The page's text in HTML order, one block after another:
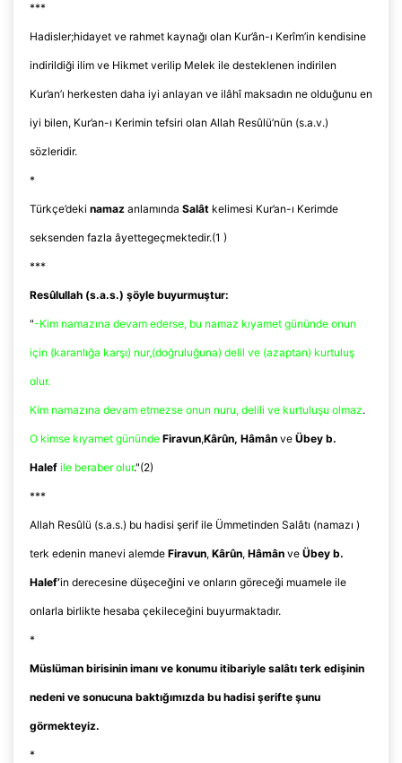
***
Hadisler;hidayetve rahmet kaynağı olan Kur’ân-ı Kerîm’in kendisine
indirildiği ilim ve Hikmet verilip Melek ile desteklenen indirilen
Kur’an’ı herkesten daha iyi anlayan ve ilâhî maksadın ne olduğunu en
iyi bilen, Kur’an-ı Kerimin tefsiri olan Allah Resûlü’nün (s.a.v.)
sözleridir.
*
Türkçe’deki namazanlamında Salâtkelimesi Kur’an-ı Kerimde
seksenden fazla âyettegeçmektedir.(1 )
***
Resûlullah(s.a.s.) şöyle buyurmuştur:
"-Kim namazına devam ederse, bu namaz kıyamet gününde onun
için (karanlığa karşı) nur,(doğruluğuna) delil ve (azaptan) kurtuluş
olur.
Kim namazına devam etmezse onun nuru, delili ve kurtuluşu olmaz.
O kimse kıyamet gününde Firavun,Kârûn, Hâmânve Übeyb.
Halef ile beraber olur."(2)
***
Allah Resûlü (s.a.s.) bu hadisi şerif ile Ümmetinden Salâtı (namazı )
terk edenin manevi alemde Firavun, Kârûn, Hâmânve Übeyb.
Halef’in derecesine düşeceğini ve onların göreceği muamele ile
onlarla birlikte hesaba çekileceğini buyurmaktadır.
*
Müslüman birisinin imanı ve konumu itibariyle salâtı terk edişinin
nedeni ve sonucuna baktığımızda bu hadisi şerifte şunu
görmekteyiz.
*